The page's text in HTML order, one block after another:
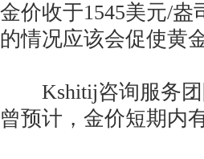
金价收于1545美元/
的情况应该会促使黄
Kshitij咨询服务团
曾预计，金价短期内